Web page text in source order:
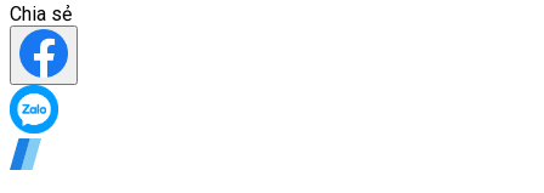
Chia sẻ